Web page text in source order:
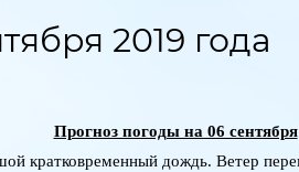
2019 года
Прогноз погоды на 06 сентября
кратковременный дождь. Ветер